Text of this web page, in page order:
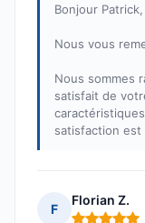
Bonjour Patrick,
Nous vous
Nous sommes
satisfait de
satisfaction
F
Florian Z.